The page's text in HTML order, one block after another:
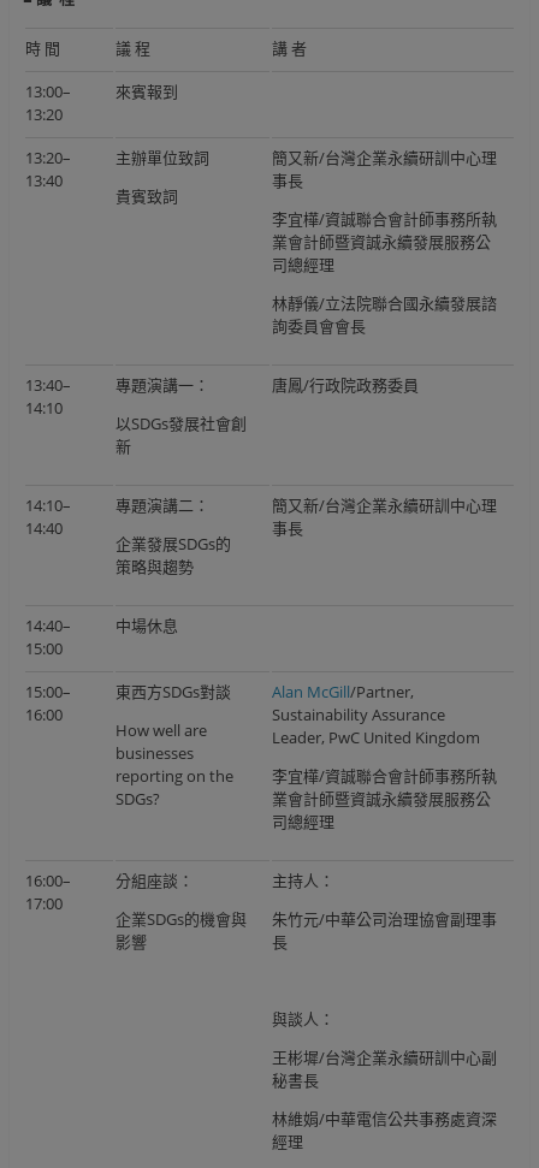
時 間 議 程
講 者
13:00–
13:20
來賓報到
13:20–
13:40
主辦單位致詞
貴賓致詞
簡又新/台灣企業永續研訓中心理
事長
李宜樺/資誠聯合會計師事務所執
業會計師暨資誠永續發展服務公
司總經理
林靜儀/立法院聯合國永續發展諮
詢委員會會長
13:40–
14:10
專題演講一：
以SDGs發展社會創
新
唐鳳/行政院政務委員
14:10–
14:40
專題演講二：
企業發展SDGs的
策略與趨勢
簡又新/台灣企業永續研訓中心理
事長
14:40–
15:00
中場休息
15:00–
16:00
東西方SDGs對談
How well are
businesses
reporting on the
SDGs?
Alan McGill/Partner,
Sustainability Assurance
Leader, PwC United Kingdom
李宜樺/資誠聯合會計師事務所執
業會計師暨資誠永續發展服務公
司總經理
16:00–
17:00
分組座談：
企業SDGs的機會與
影響
主持人：
朱竹元/中華公司治理協會副理事
長
與談人：
王彬墀/台灣企業永續研訓中心副
秘書長
林維娟/中華電信公共事務處資深
經理